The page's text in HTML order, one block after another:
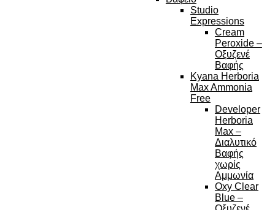
Studio
Expressions
Cream
Peroxide –
Οξυζενέ
Βαφής
Kyana Herboria
Max Ammonia
Free
Developer
Herboria
Max –
Διαλυτικό
Βαφής
χωρίς
Αμμωνία
Oxy Clear
Blue –